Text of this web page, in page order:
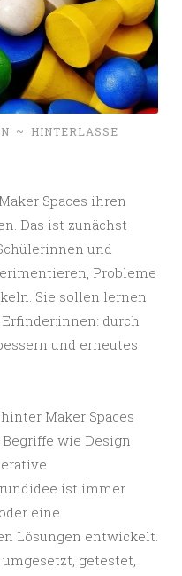
~
HINTERLASSE
Spaces ihren
Das ist zunächst
und
Probleme
Sie sollen lernen
durch
und erneutes
Maker Spaces
wie Design
ist immer
eine
Lösungen entwickelt.
getestet,